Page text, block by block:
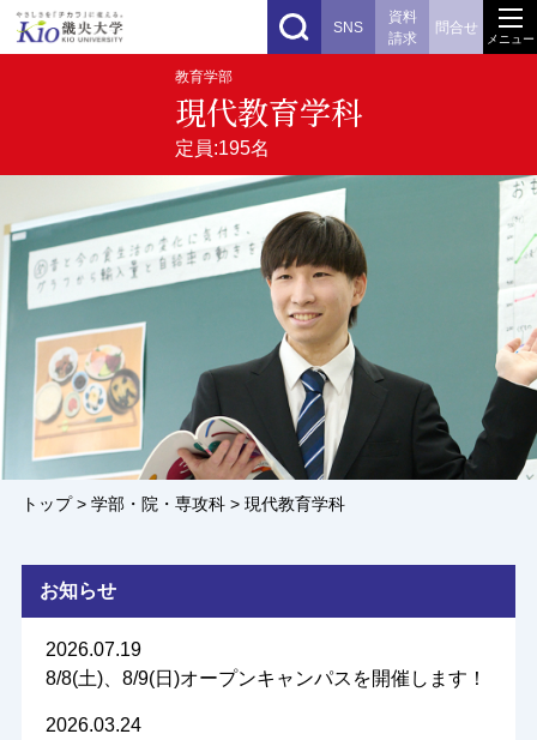
メニュー
SNS
資料
請求
問合せ
教育学部
現代教育学科
定員:195名
トップ> 学部・院・専攻科> 現代教育学科
お知らせ
2026.07.19
8/8(土)、8/9(日)オープンキャンパスを開催します！
2026.03.24